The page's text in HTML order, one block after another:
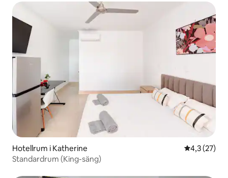
Hotellrum i Katherine 4,3 av 5 i
4,3 (27)
Standardrum (King-säng)